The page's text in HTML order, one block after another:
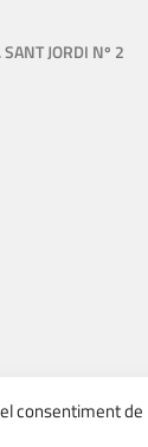
consentiment de
SANT JORDI Nº 2